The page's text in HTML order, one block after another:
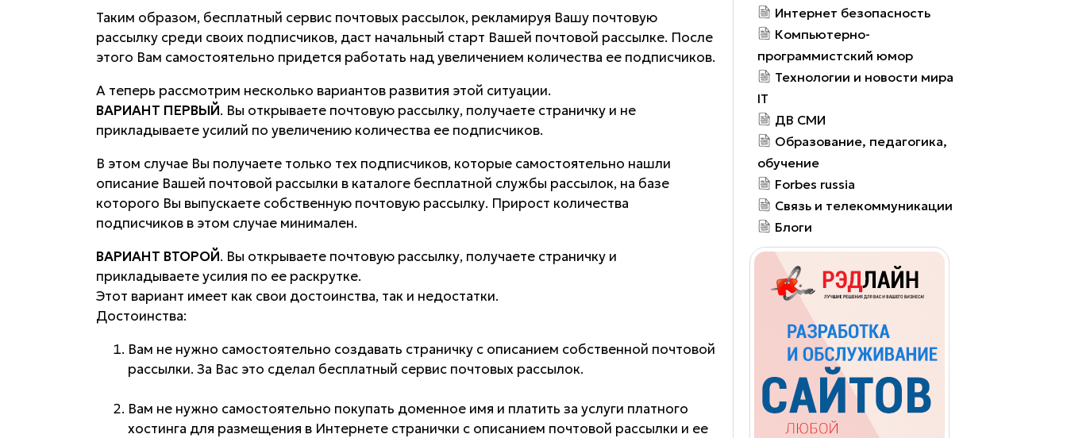
Таким образом, бесплатный сервис почтовых рассылок, рекламируя Вашу почтовую
рассылку среди своих подписчиков, даст начальный старт Вашей почтовой рассылке. После
этого Вам самостоятельно придется работать над увеличением количества ее подписчиков.
А теперь рассмотрим несколько вариантов развития этой ситуации.
ВАРИАНТ ПЕРВЫЙ. Вы открываете почтовую рассылку, получаете страничку и не
прикладываете усилий по увеличению количества ее подписчиков.
В этом случае Вы получаете только тех подписчиков, которые самостоятельно нашли
описание Вашей почтовой рассылки в каталоге бесплатной службы рассылок, на базе
которого Вы выпускаете собственную почтовую рассылку. Прирост количества
подписчиков в этом случае минимален.
ВАРИАНТ ВТОРОЙ. Вы открываете почтовую рассылку, получаете страничку и
прикладываете усилия по ее раскрутке.
Этот вариант имеет как свои достоинства, так и недостатки.
Достоинства:
Вам не нужно самостоятельно создавать страничку с описанием собственной почтовой
рассылки. За Вас это сделал бесплатный сервис почтовых рассылок.
Вам не нужно самостоятельно покупать доменное имя и платить за услуги платного
хостинга для размещения в Интернете странички с описанием почтовой рассылки и ее
Интернет безопасность
Компьютерно-
программистский юмор
Технологии и новости мира
IT
ДВ СМИ
Образование, педагогика,
обучение
Forbes russia
Связь и телекоммуникации
Блоги